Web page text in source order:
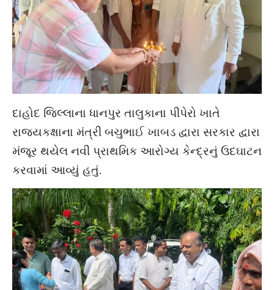
દાહોદ જિલ્લાના ધાનપુર તાલુકાના પીપેરો ખાતે
રાજ્યકક્ષાના મંત્રી બચુભાઈ ખાબડ દ્વારા સરકાર દ્વારા
મંજૂર થયેલ નવી પ્રાથમિક આરોગ્ય કેન્દ્રનું ઉદઘાટન
કરવામાં આવ્યું હતું.